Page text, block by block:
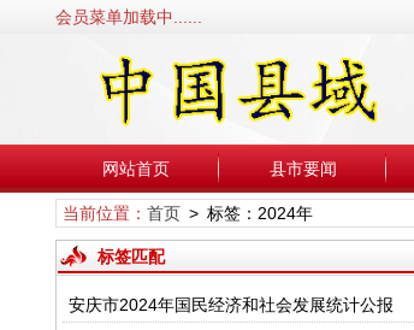
会员菜单加载中......
网站首页 县市要闻
当前位置： 首页> 标签：2024年
标签匹配
安庆市2024年国民经济和社会发展统计公报